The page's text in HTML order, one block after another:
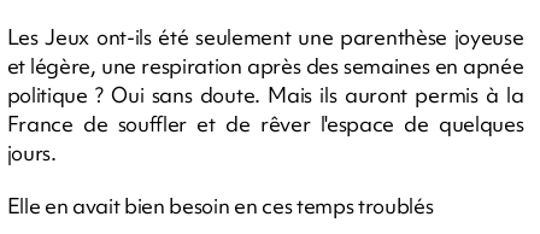
Les Jeux ont-ils été seulement une parenthèse joyeuse
et légère, une respiration après des semaines en apnée
politique ? Oui sans doute. Mais ils auront permis à la
France de souffler et de rêver l'espace de quelques
jours.
Elle en avait bien besoin en ces temps troublés